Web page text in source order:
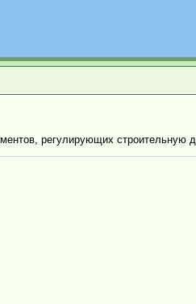
регулирующих строительную